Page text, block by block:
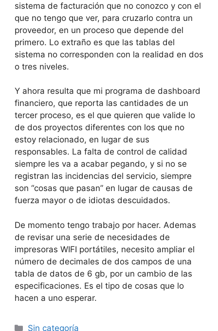
sistema de facturación que no conozco y con el
que no tengo que ver, para cruzarlo contra un
proveedor, en un proceso que depende del
primero. Lo extraño es que las tablas del
sistema no corresponden con la realidad en dos
o tres niveles.
Y ahora resulta que mi programa de dashboard
financiero, que reporta las cantidades de un
tercer proceso, es el que quieren que valide lo
de dos proyectos diferentes con los que no
estoy relacionado, en lugar de sus
responsables. La falta de control de calidad
siempre les va a acabar pegando, y si no se
registran las incidencias del servicio, siempre
son “cosas que pasan” en lugar de causas de
fuerza mayor o de idiotas descuidados.
De momento tengo trabajo por hacer. Ademas
de revisar una serie de necesidades de
impresoras WIFI portátiles, necesito ampliar el
número de decimales de dos campos de una
tabla de datos de 6 gb, por un cambio de las
especificaciones. Es el tipo de cosas que lo
hacen a uno esperar.
Categorías
Sin categoría